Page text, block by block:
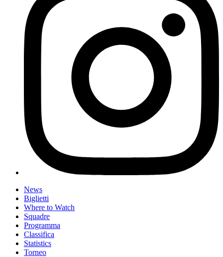
News
Biglietti
Where to Watch
Squadre
Programma
Classifica
Statistics
Torneo